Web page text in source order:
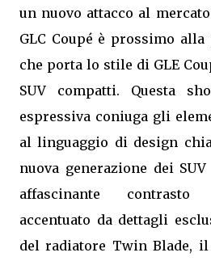
un nuovo attacco al
GLC Coupé è prossimo
che porta lo stile di GLE
SUV compatti. Questa
espressiva coniuga gli
al linguaggio di design
nuova generazione dei
affascinante
accentuato da dettagli
del radiatore Twin Blade,